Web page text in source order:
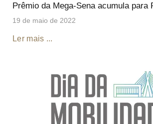
Prêmio da Mega-Sena acumula para
19 de maio de 2022
Ler mais ...